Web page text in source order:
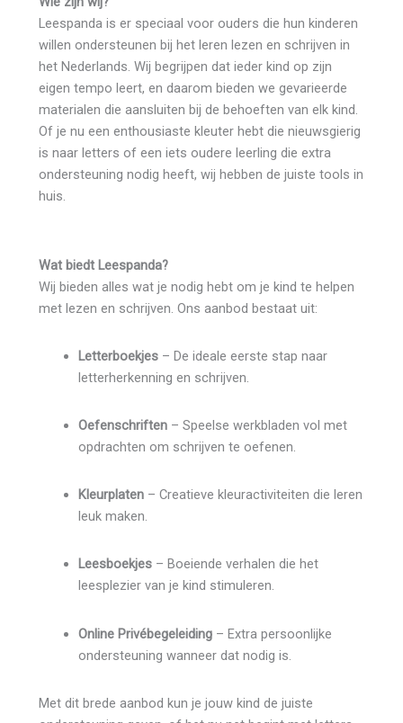
Leespanda is er speciaal voor ouders die hun kinderen
willen ondersteunen bij het leren lezen en schrijven in
het Nederlands. Wij begrijpen dat ieder kind op zijn
eigen tempo leert, en daarom bieden we gevarieerde
materialen die aansluiten bij de behoeften van elk kind.
Of je nu een enthousiaste kleuter hebt die nieuwsgierig
is naar letters of een iets oudere leerling die extra
ondersteuning nodig heeft, wij hebben de juiste tools in
huis.
Wat biedt Leespanda?
Wij bieden alles wat je nodig hebt om je kind te helpen
met lezen en schrijven. Ons aanbod bestaat uit:
Letterboekjes– De ideale eerste stap naar
letterherkenning en schrijven.
Oefenschriften– Speelse werkbladen vol met
opdrachten om schrijven te oefenen.
Kleurplaten– Creatieve kleuractiviteiten die leren
leuk maken.
Leesboekjes– Boeiende verhalen die het
leesplezier van je kind stimuleren.
Online Privébegeleiding– Extra persoonlijke
ondersteuning wanneer dat nodig is.
Met dit brede aanbod kun je jouw kind de juiste